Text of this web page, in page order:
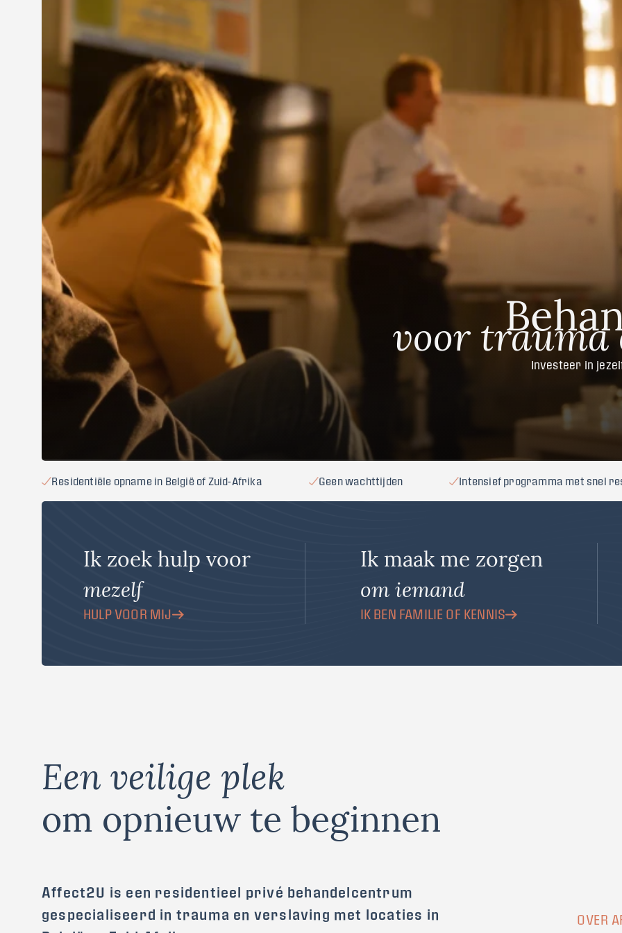
voor trauma
Investeer in
Residentiële opname in België of Zuid-Afrika Geen wachttijden Intensief programma met snel
Ik zoek hulp voor
mezelf
HULP VOOR MIJ
Ik maak me zorgen
om iemand
IK BEN FAMILIE OF KENNIS
Een veilige plek
om opnieuw te beginnen
Affect2U is een residentieel privé behandelcentrum
gespecialiseerd in trauma en verslaving met locaties in
OVER